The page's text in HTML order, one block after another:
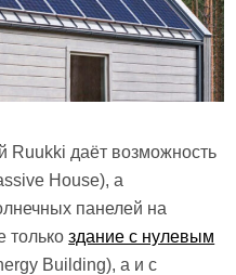
Ruukki даёт возможность
House), а
панелей на
толькоздание с нулевым
Building), а и с